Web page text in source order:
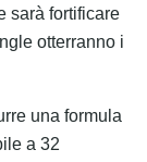
sarà fortificare
otterranno i
una formula
a 32